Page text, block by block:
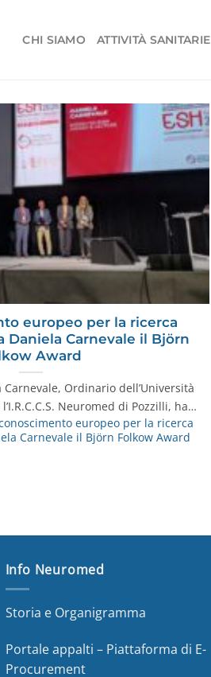
CHI SIAMO ATTIVITÀ SANITARIE
europeo per la ricerca
Daniela Carnevale il Björn
Award
Ordinario dell’Università
Neuromed di Pozzilli, ha…
europeo per la ricerca
Carnevale il Björn Folkow Award
Info Neuromed
Storia e Organigramma
Portale appalti – Piattaforma di E-
Procurement